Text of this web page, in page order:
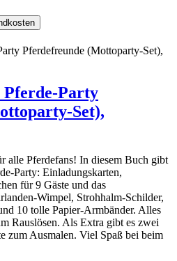
Party
Set),
alle Pferdefans! In diesem Buch gibt
Party: Einladungskarten,
für 9 Gäste und das
Wimpel, Strohhalm-Schilder,
10 tolle Papier-Armbänder. Alles
Rauslösen. Als Extra gibt es zwei
zum Ausmalen. Viel Spaß bei beim